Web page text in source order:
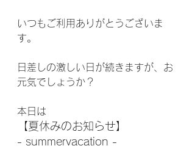
いつもご利用ありがとうございま
す。
日差しの激しい日が続きますが、お
元気でしょうか？
本日は
【夏休みのお知らせ】
- summervacation -